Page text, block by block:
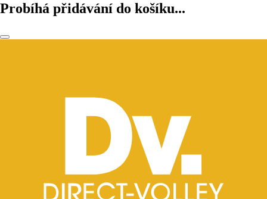
Probíhá přidávání do košíku...